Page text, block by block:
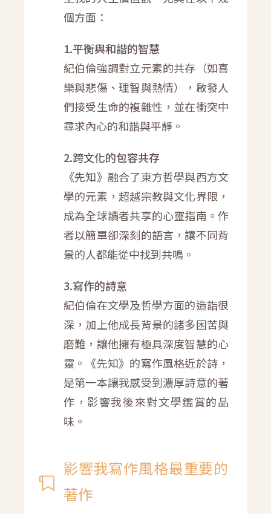
個方面：
1.平衡與和諧的智慧
紀伯倫強調對立元素的共存（如喜
樂與悲傷、理智與熱情），啟發人
們接受生命的複雜性，並在衝突中
尋求內心的和諧與平靜。
2.跨文化的包容共存
《先知》融合了東方哲學與西方文
學的元素，超越宗教與文化界限，
成為全球讀者共享的心靈指南。作
者以簡單卻深刻的語言，讓不同背
景的人都能從中找到共鳴。
3.寫作的詩意
紀伯倫在文學及哲學方面的造詣很
深，加上他成長背景的諸多困苦與
磨難，讓他擁有極具深度智慧的心
靈。《先知》的寫作風格近於詩，
是第一本讓我感受到濃厚詩意的著
作，影響我後來對文學鑑賞的品
味。
影響我寫作風格最重要的
著作